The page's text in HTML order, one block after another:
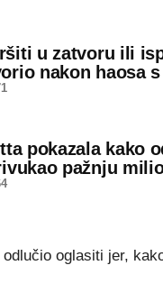
u zatvoru ili
nakon haosa
pokazala kako
pažnju
oglasiti jer,